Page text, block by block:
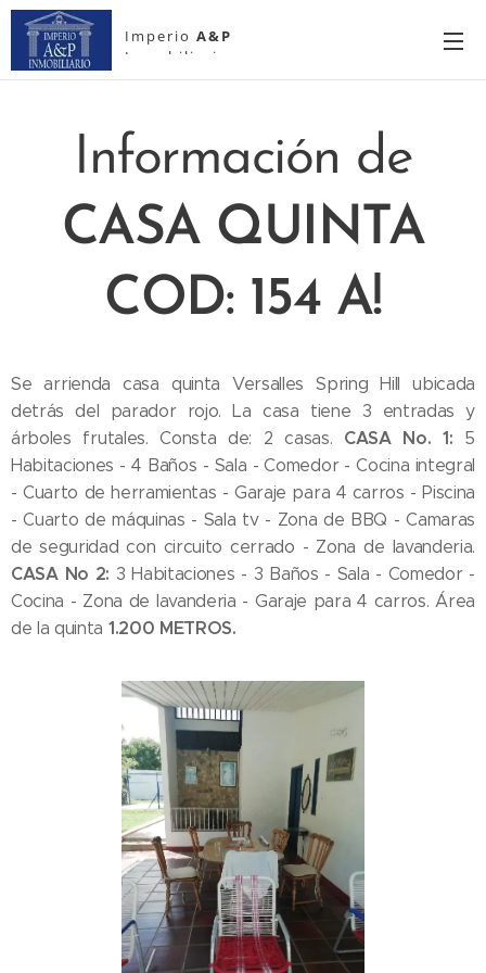
Imperio A&P
Inmobiliario
Información de
CASA QUINTA
COD: 154 A!
Se arrienda casa quinta Versalles Spring Hill ubicada
detrás del parador rojo. La casa tiene 3 entradas y
árboles frutales. Consta de: 2 casas. CASA No. 1: 5
Habitaciones - 4 Baños - Sala - Comedor - Cocina integral
- Cuarto de herramientas - Garaje para 4 carros - Piscina
- Cuarto de máquinas - Sala tv - Zona de BBQ - Camaras
de seguridad con circuito cerrado - Zona de lavanderia.
CASA No 2: 3 Habitaciones - 3 Baños - Sala - Comedor -
Cocina - Zona de lavanderia - Garaje para 4 carros. Área
de la quinta 1.200 METROS.